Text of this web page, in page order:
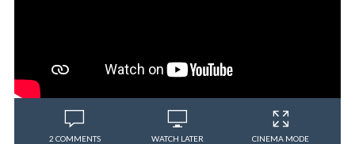
2 COMMENTS WATCH LATER CINEMA MODE